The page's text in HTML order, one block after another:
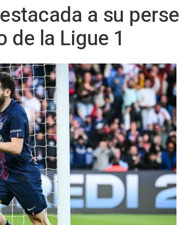
a su
de la Ligue 1